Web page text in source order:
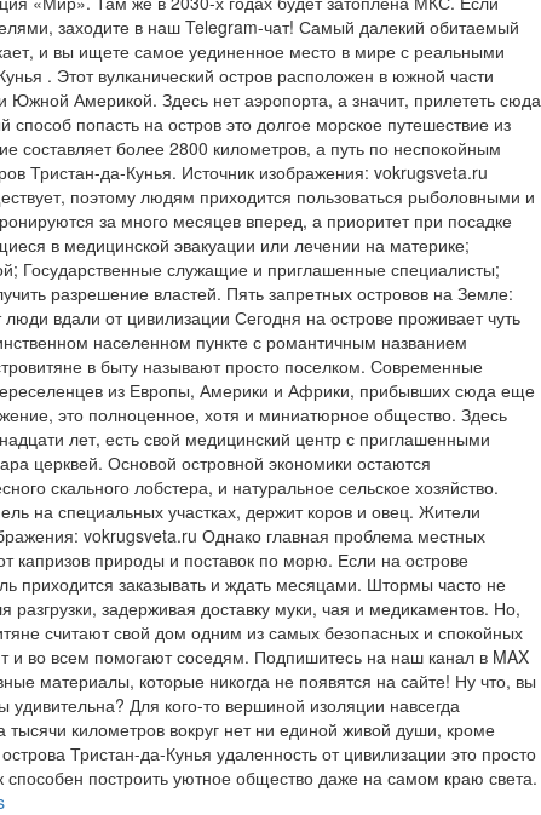
заходите в наш Telegram-чат! Самый далекий обитаемый
и вы ищете самое уединенное место в мире с реальными
. Этот вулканический остров расположен в южной части
Южной Америкой. Здесь нет аэропорта, а значит, прилететь сюда
попасть на остров это долгое морское путешествие из
составляет более 2800 километров, а путь по неспокойным
Тристан-да-Кунья. Источник изображения: vokrugsveta.ru
поэтому людям приходится пользоваться рыболовными и
за много месяцев вперед, а приоритет при посадке
в медицинской эвакуации или лечении на материке;
Государственные служащие и приглашенные специалисты;
разрешение властей. Пять запретных островов на Земле:
вдали от цивилизации Сегодня на острове проживает чуть
населенном пункте с романтичным названием
в быту называют просто поселком. Современные
из Европы, Америки и Африки, прибывших сюда еще
это полноценное, хотя и миниатюрное общество. Здесь
лет, есть свой медицинский центр с приглашенными
церквей. Основой островной экономики остаются
скального лобстера, и натуральное сельское хозяйство.
на специальных участках, держит коров и овец. Жители
vokrugsveta.ru Однако главная проблема местных
капризов природы и поставок по морю. Если на острове
приходится заказывать и ждать месяцами. Штормы часто не
разгрузки, задерживая доставку муки, чая и медикаментов. Но,
считают свой дом одним из самых безопасных и спокойных
и во всем помогают соседям. Подпишитесь на наш канал в MAX
материалы, которые никогда не появятся на сайте! Ну что, вы
Для кого-то вершиной изоляции навсегда
тысячи километров вокруг нет ни единой живой души, кроме
Тристан-да-Кунья удаленность от цивилизации это просто
построить уютное общество даже на самом краю света.